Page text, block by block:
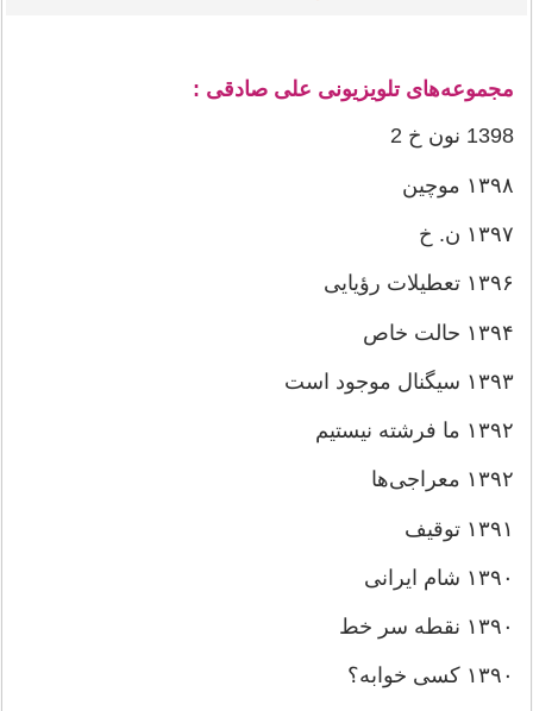
مجموعه‌های تلویزیونی علی صادقی :
1398 نون خ 2
١٣٩٨ موچین
۱۳۹۷ ن. خ
۱۳۹۶ تعطیلات رؤیایی
۱۳۹۴ حالت خاص
۱۳۹۳ سیگنال موجود است
۱۳۹۲ ما فرشته نیستیم
۱۳۹۲ معراجی‌ها
۱۳۹۱ توقیف
۱۳۹۰ شام ایرانی
۱۳۹۰ نقطه سر خط
۱۳۹۰ کسی خوابه؟